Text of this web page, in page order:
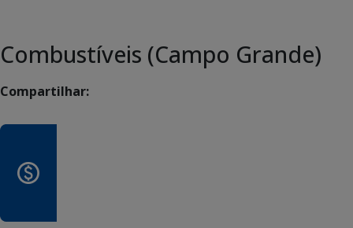
Combustíveis (Campo Grande)
Compartilhar: